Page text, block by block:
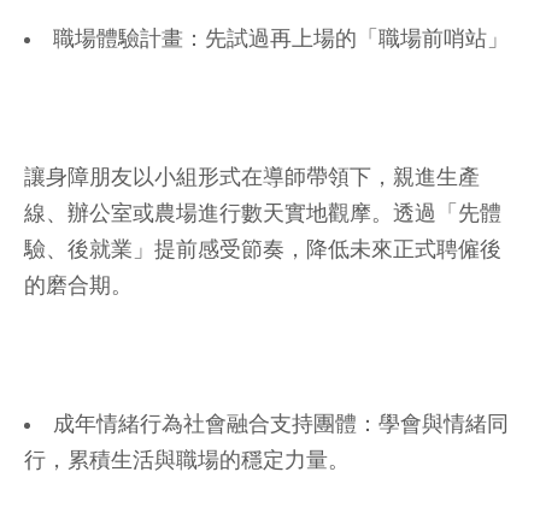
職場體驗計畫：先試過再上場的「職場前哨站」
讓身障朋友以小組形式在導師帶領下，親進生產
線、辦公室或農場進行數天實地觀摩。透過「先體
驗、後就業」提前感受節奏，降低未來正式聘僱後
的磨合期。
成年情緒行為社會融合支持團體：學會與情緒同
行，累積生活與職場的穩定力量。